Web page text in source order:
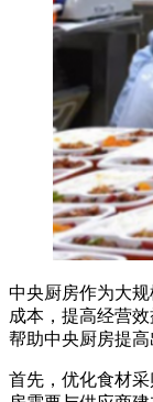
中央厨房作为大
成本，提高经营
帮助中央厨房提高
首先，优化食材